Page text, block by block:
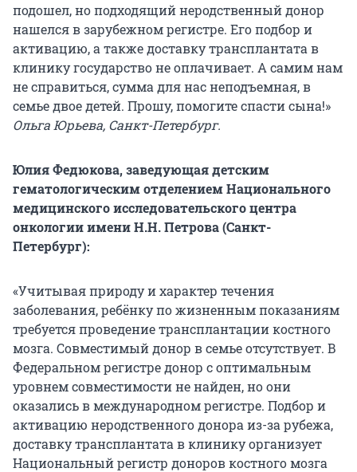
подошел, но подходящий неродственный донор
нашелся в зарубежном регистре. Его подбор и
активацию, а также доставку трансплантата в
клинику государство не оплачивает. А самим нам
не справиться, сумма для нас неподъемная, в
семье двое детей. Прошу, помогите спасти сына!»
Ольга Юрьева, Санкт-Петербург.
Юлия Федюкова, заведующая детским
гематологическим отделением Национального
медицинского исследовательского центра
онкологии имени Н.Н. Петрова (Санкт-
Петербург):
«Учитывая природу и характер течения
заболевания, ребёнку по жизненным показаниям
требуется проведение трансплантации костного
мозга. Совместимый донор в семье отсутствует. В
Федеральном регистре донор с оптимальным
уровнем совместимости не найден, но они
оказались в международном регистре. Подбор и
активацию неродственного донора из-за рубежа,
доставку трансплантата в клинику организует
Национальный регистр доноров костного мозга